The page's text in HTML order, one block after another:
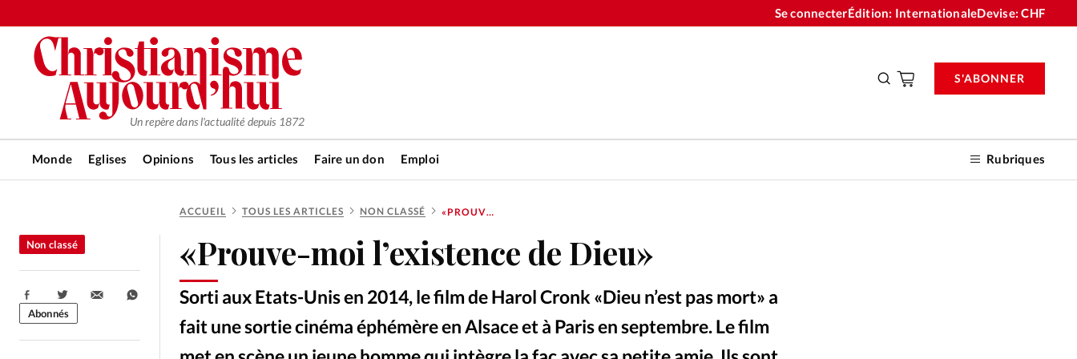
Se connecterÉdition: InternationaleDevise:CHF
Un repère dans l'actualité depuis 1872
Monde Eglises Opinions Tous les articles Faire un don Emploi Rubriques
S'ABONNER
RUBRIQUES
Tous les articles
Actualité chrétienne
Actualité internationale
Chronique
Les abonnements
Faire un don
ACCUEIL TOUS LES ARTICLES NON CLASSÉ «PROUVE-MOI L’EXISTENCE DE DIEU»
«Prouve-moi l’existence de Dieu»
Sorti aux Etats-Unis en 2014, le film de Harol Cronk «Dieu n’est pas mort» a
fait une sortie cinéma éphémère en Alsace et à Paris en septembre. Le film
Non classé
Partager:
Abonnés